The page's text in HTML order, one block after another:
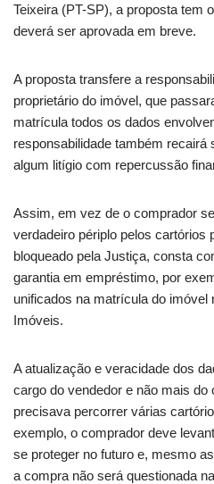
Teixeira (PT-SP), a proposta tem
deverá ser aprovada em breve.
A proposta transfere a
proprietário do imóvel, que
matrícula todos os dados
responsabilidade também recairá
algum litígio com repercussão
Assim, em vez de o comprador
verdadeiro périplo pelos cartórios
bloqueado pela Justiça, consta
garantia em empréstimo, por
unificados na matrícula do imóvel
Imóveis.
A atualização e veracidade dos
cargo do vendedor e não mais do
precisava percorrer várias
exemplo, o comprador deve
se proteger no futuro e, mesmo
a compra não será questionada